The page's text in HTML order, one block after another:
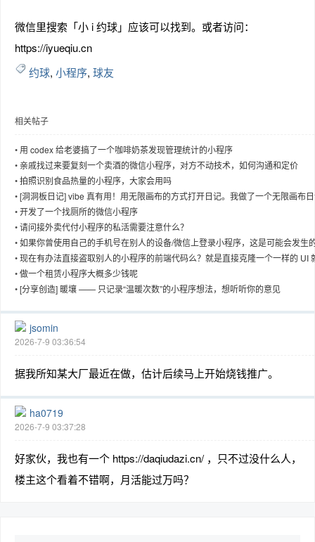
微信里搜索「小 i 约球」应该可以找到。或者访问：
https://iyueqiu.cn
约球, 小程序, 球友
相关帖子
• 用 codex 给老婆搞了一个咖啡奶茶发现管理统计的小程序
•亲戚找过来要复刻一个卖酒的微信小程序，对方不动技术，如何沟通和定价
•拍照识别食品热量的小程序，大家会用吗
•[洞洞板日记] vibe 真有用！用无限画布的方式打开日记。我做了一个无限画布
小程序
•开发了一个找厕所的微信小程序
•请问接外卖代付小程序的私活需要注意什么？
•如果你曾使用自己的手机号在别人的设备/微信上登录小程序，这是可能会发生
事。
•现在有办法直接盗取别人的小程序的前端代码么？就是直接克隆一个一样的 UI
（非偷哈，小程序所有人知情）
•做一个租赁小程序大概多少钱呢
•[分享创造] 暖壤 —— 只记录“温暖次数”的小程序想法，想听听你的意见
jsomin
2026-7-9 03:36:54
据我所知某大厂最近在做，估计后续马上开始烧钱推广。
ha0719
2026-7-9 03:37:28
好家伙，我也有一个 https://daqiudazi.cn/ ，只不过没什么人，
楼主这个看着不错啊，月活能过万吗？